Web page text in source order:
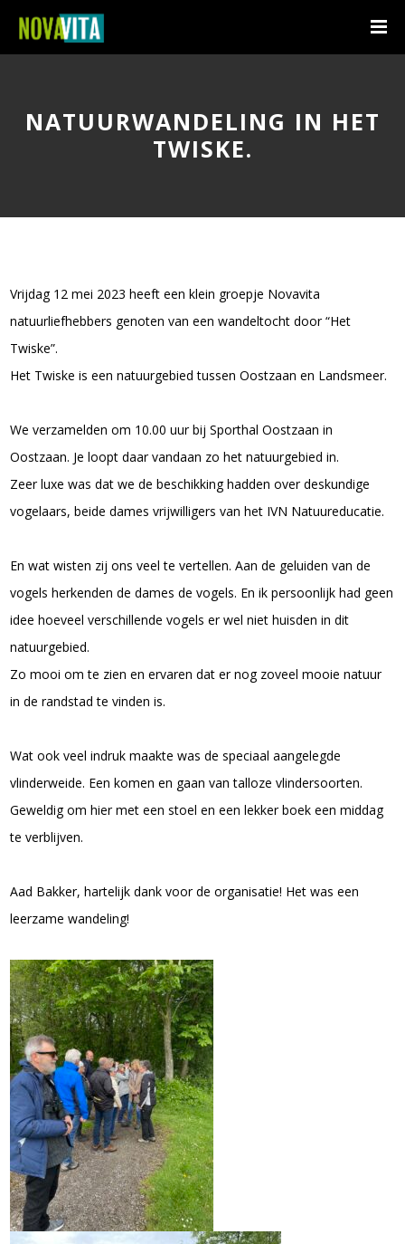
NATUURWANDELING IN HET
TWISKE.
Vrijdag 12 mei 2023 heeft een klein groepje Novavita
natuurliefhebbers genoten van een wandeltocht door “Het
Twiske”.
Het Twiske is een natuurgebied tussen Oostzaan en Landsmeer.
We verzamelden om 10.00 uur bij Sporthal Oostzaan in
Oostzaan. Je loopt daar vandaan zo het natuurgebied in.
Zeer luxe was dat we de beschikking hadden over deskundige
vogelaars, beide dames vrijwilligers van het IVN Natuureducatie.
En wat wisten zij ons veel te vertellen. Aan de geluiden van de
vogels herkenden de dames de vogels. En ik persoonlijk had geen
idee hoeveel verschillende vogels er wel niet huisden in dit
natuurgebied.
Zo mooi om te zien en ervaren dat er nog zoveel mooie natuur
in de randstad te vinden is.
Wat ook veel indruk maakte was de speciaal aangelegde
vlinderweide. Een komen en gaan van talloze vlindersoorten.
Geweldig om hier met een stoel en een lekker boek een middag
te verblijven.
Aad Bakker, hartelijk dank voor de organisatie! Het was een
leerzame wandeling!